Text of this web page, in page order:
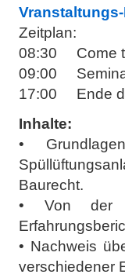
Zeitplan:
08:30 Come
09:00
17:00 Ende
Inhalte:
•
Baurecht.
• Von der
• Nachweis
verschiedener